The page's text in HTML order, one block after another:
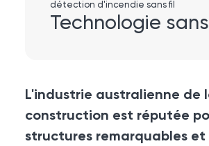
L'industrie australienne de
construction est réputée
structures remarquables et
détection d'incendie sans fil
Technologie sans